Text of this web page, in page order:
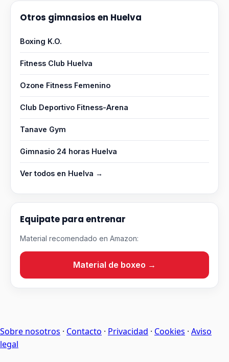
Otros gimnasios en Huelva
Boxing K.O.
Fitness Club Huelva
Ozone Fitness Femenino
Club Deportivo Fitness-Arena
Tanave Gym
Gimnasio 24 horas Huelva
Ver todos en Huelva →
Equipate para entrenar
Material recomendado en Amazon:
Material de boxeo →
Sobre nosotros · Contacto · Privacidad · Cookies · Aviso
legal